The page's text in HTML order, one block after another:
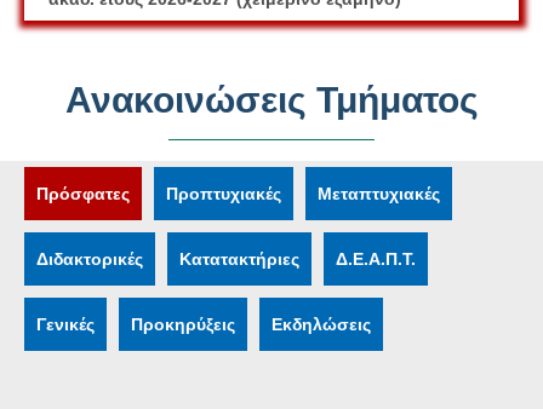
Ανακοινώσεις Τμήματος
Πρόσφατες Προπτυχιακές Μεταπτυχιακές
Διδακτορικές Κατατακτήριες Δ.Ε.Α.Π.Τ.
Γενικές Προκηρύξεις Εκδηλώσεις